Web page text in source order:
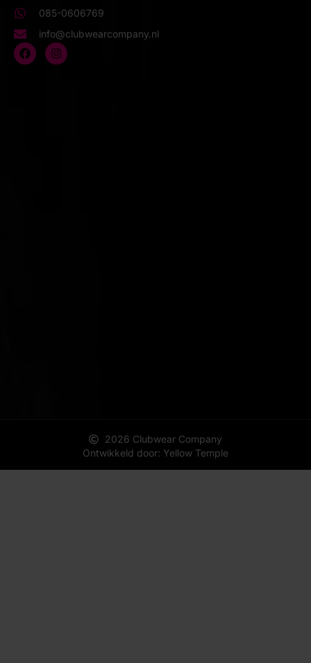
085-0606769
info@clubwearcompany.nl
2026 Clubwear Company
Ontwikkeld door: Yellow Temple